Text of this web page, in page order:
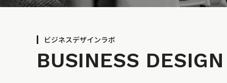
ビジネスデザインラボ
BUSINESS